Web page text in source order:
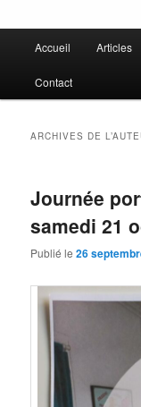
principal
Accueil Articles
Contact
ARCHIVES DE
Journée
samedi 21
Publié le26